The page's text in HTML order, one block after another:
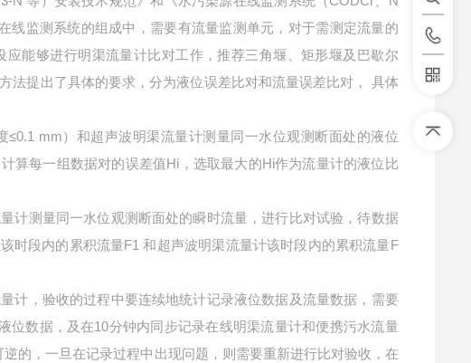
线监测系统的组成中，需要有流量监测单元，对于需测定流量的
能够进行明渠流量计比对工作，推荐三角堰、矩形堰及巴歇尔
法提出了具体的要求，分为液位误差比对和流量误差比对， 具体
≤0.1 mm）和超声波明渠流量计测量同一水位观测断面处的液位
算每一组数据对的误差值Hi，选取最大的Hi作为流量计的液位比
计测量同一水位观测断面处的瞬时流量，进行比对试验，待数据
时段内的累积流量F1 和超声波明渠流量计该时段内的累积流量F
计，验收的过程中要连续地统计记录液位数据及流量数据，需要
位数据，及在10分钟内同步记录在线明渠流量计和便携污水流量
的，一旦在记录过程中出现问题，则需要重新进行比对验收，在